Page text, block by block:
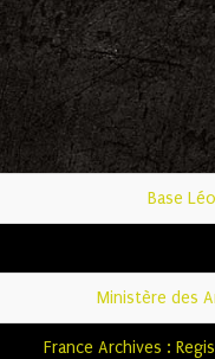
Base
Ministère des
France Archives :